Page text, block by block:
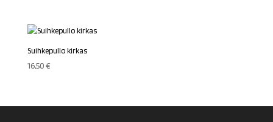
Suihkepullo kirkas
16,50€